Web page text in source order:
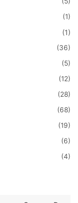
(1)
(1)
(36)
(5)
(12)
(28)
(68)
(19)
(6)
(4)